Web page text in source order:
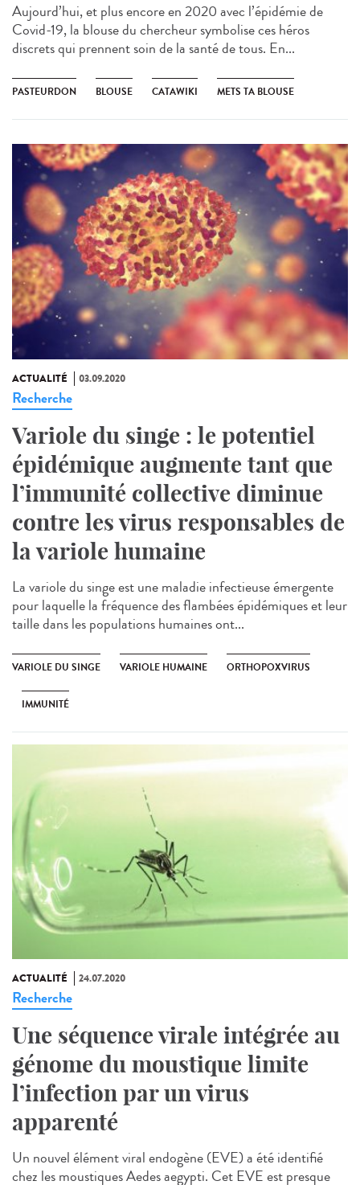
Aujourd’hui, et plus encore en 2020 avec l’épidémie de
Covid-19, la blouse du chercheur symbolise ces héros
discrets qui prennent soin de la santé de tous. En...
PASTEURDON BLOUSE CATAWIKI METS TA BLOUSE
ACTUALITÉ 03.09.2020
Recherche
Variole du singe : le potentiel
épidémique augmente tant que
l’immunité collective diminue
contre les virus responsables de
la variole humaine
La variole du singe est une maladie infectieuse émergente
pour laquelle la fréquence des flambées épidémiques et leur
taille dans les populations humaines ont...
VARIOLE DU SINGE VARIOLE HUMAINE ORTHOPOXVIRUS
IMMUNITÉ
ACTUALITÉ 24.07.2020
Recherche
Une séquence virale intégrée au
génome du moustique limite
l’infection par un virus
apparenté
Un nouvel élément viral endogène (EVE) a été identifié
chez les moustiques Aedes aegypti. Cet EVE est presque